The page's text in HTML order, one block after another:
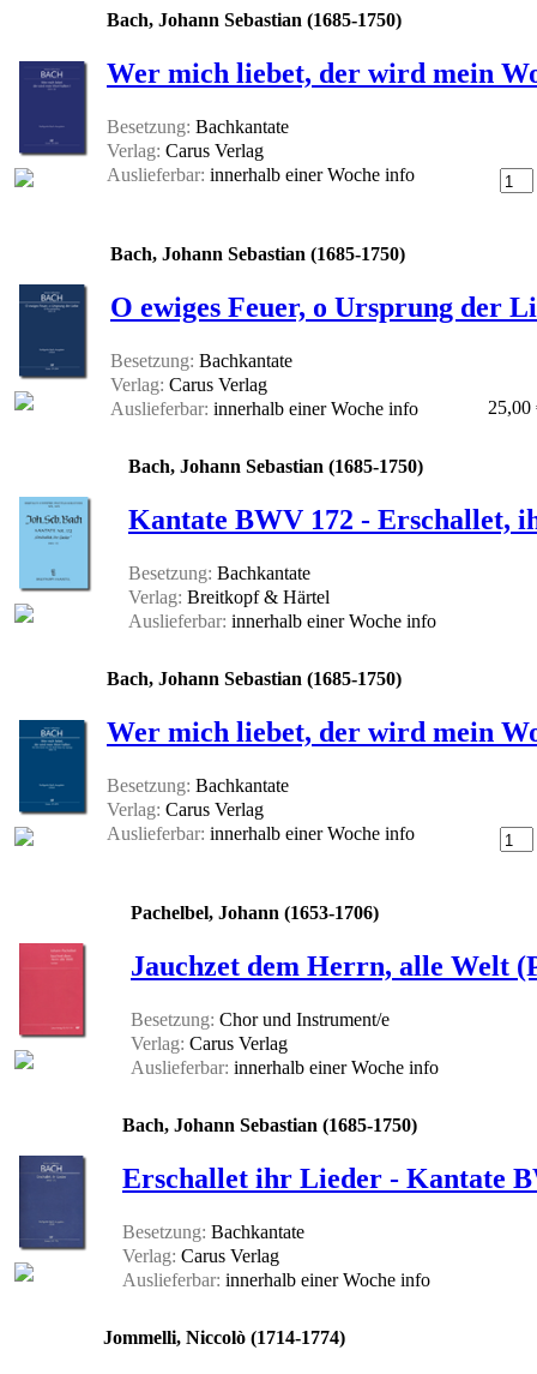
Bach, Johann Sebastian (1685-1750)
Wer mich liebet, der wird mein
Besetzung: Bachkantate
Verlag: Carus Verlag
Auslieferbar: innerhalb einer Woche info
Bach, Johann Sebastian (1685-1750)
O ewiges Feuer, o Ursprung der
Besetzung: Bachkantate
Verlag: Carus Verlag
Auslieferbar: innerhalb einer Woche info 25,00
Bach, Johann Sebastian (1685-1750)
Kantate BWV 172 - Erschallet,
Besetzung: Bachkantate
Verlag: Breitkopf & Härtel
Auslieferbar: innerhalb einer Woche info
Bach, Johann Sebastian (1685-1750)
Wer mich liebet, der wird mein
Besetzung: Bachkantate
Verlag: Carus Verlag
Auslieferbar: innerhalb einer Woche info
Pachelbel, Johann (1653-1706)
Jauchzet dem Herrn, alle Welt
Besetzung: Chor und Instrument/e
Verlag: Carus Verlag
Auslieferbar: innerhalb einer Woche info
Bach, Johann Sebastian (1685-1750)
Erschallet ihr Lieder - Kantate
Besetzung: Bachkantate
Verlag: Carus Verlag
Auslieferbar: innerhalb einer Woche info
Jommelli, Niccolò (1714-1774)